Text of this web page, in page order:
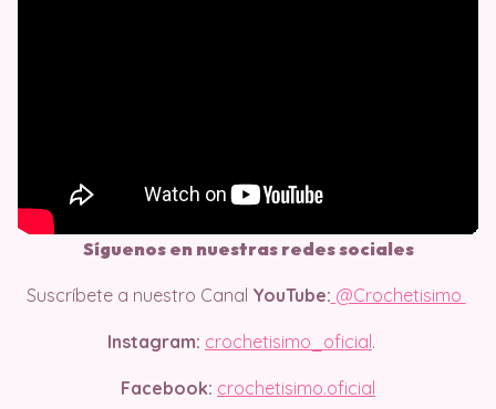
Síguenos en nuestras redes sociales
Suscríbete a nuestro Canal YouTube: @Crochetisimo
Instagram: crochetisimo_oficial .
Facebook: crochetisimo.oficial